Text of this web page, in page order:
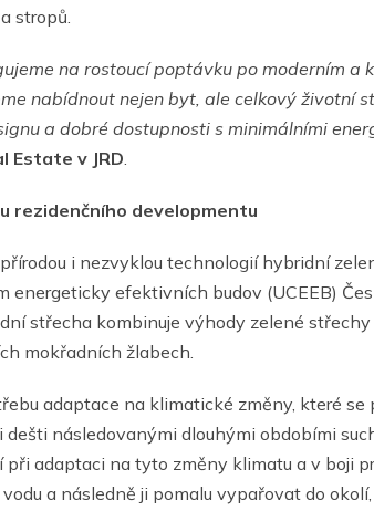
stropů.
na rostoucí poptávku po moderním a
nabídnout nejen byt, ale celkový životní
a dobré dostupnosti s minimálními
Estate v JRD.
rezidenčního developmentu
i nezvyklou technologií hybridní
energeticky efektivních budov (UCEEB)
střecha kombinuje výhody zelené
mokřadních žlabech.
adaptace na klimatické změny, které se
následovanými dlouhými obdobími
adaptaci na tyto změny klimatu a v boji
a následně ji pomalu vypařovat do